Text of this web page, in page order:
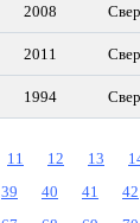
2008
2011
1994
11 12 13
39 40 41 42